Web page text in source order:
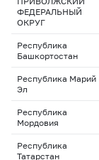
ФЕДЕРАЛЬНЫЙ
ОКРУГ
Республика
Башкортостан
Республика Марий
Эл
Республика
Мордовия
Республика
Татарстан